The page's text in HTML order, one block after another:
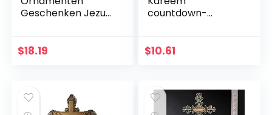
Geschenken Jezus
Church Decoraties,
$18.19
countdown-
kalender met 30
decoratie
$10.61